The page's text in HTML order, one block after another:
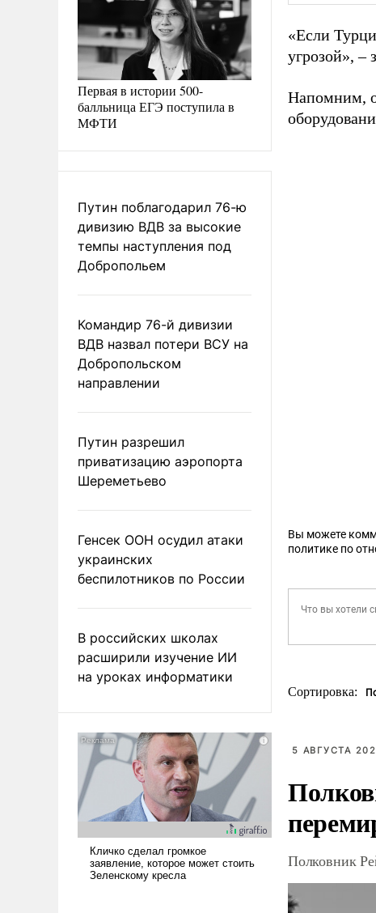
Первая в истории 500-
балльница ЕГЭ поступила в
МФТИ
Путин поблагодарил 76-ю
дивизию ВДВ за высокие
темпы наступления под
Добропольем
Командир 76-й дивизии
ВДВ назвал потери ВСУ на
Добропольском
направлении
Путин разрешил
приватизацию аэропорта
Шереметьево
Генсек ООН осудил атаки
украинских
беспилотников по России
В российских школах
расширили изучение ИИ
на уроках информатики
«Если
угрозой», –
Напомним,
Вы можете
политике по
Сортировка:
5 АВГУСТА
Полковник